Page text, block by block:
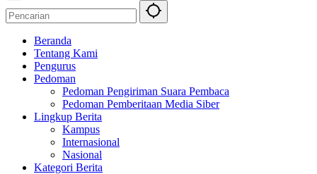
Beranda
Tentang Kami
Pengurus
Pedoman
Pedoman Pengiriman Suara Pembaca
Pedoman Pemberitaan Media Siber
Lingkup Berita
Kampus
Internasional
Nasional
Kategori Berita